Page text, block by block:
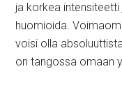
ja korkea
huomioida.
voisi olla
on tangossa omaan